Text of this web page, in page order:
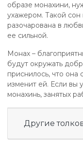
образе монахини,
ухажером. Такой сон
разочарована в
ее сильной.
Монах –
будут окружать
приснилось, что она
изменит ей. Если вы
монахинь, занятых
Другие